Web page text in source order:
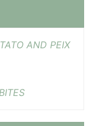
AND PEIX